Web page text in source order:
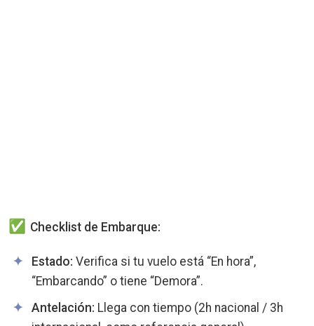
Checklist de Embarque:
Estado: Verifica si tu vuelo está “En hora”,
“Embarcando” o tiene “Demora”.
Antelación: Llega con tiempo (2h nacional / 3h